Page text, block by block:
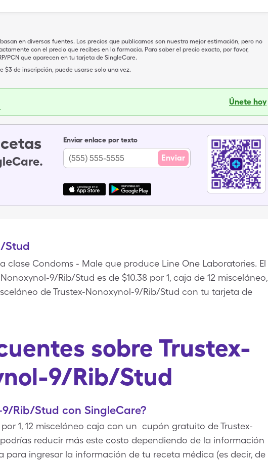
en diversas fuentes. Los precios que publicamos son nuestra mejor estimación, pero no
con el precio que recibes en la farmacia. Para saber el precio exacto, por favor,
PCN que aparecen en tu tarjeta de SingleCare.
$3 de inscripción, puede usarse solo una vez.
Únete hoy
Enviar enlace por texto
Enviar
Stud
clase Condoms - Male que produce Line One Laboratories. El
9/Rib/Stud es de $10.38 por 1, caja de 12 misceláneo,
de Trustex-Nonoxynol-9/Rib/Stud con tu tarjeta de
sobre Trustex-
9/Rib/Stud
Rib/Stud con SingleCare?
1, 12 misceláneo caja con un cupón gratuito de Trustex-
reducir más este costo dependiendo de la información
para ingresar la información de tu receta médica (es decir, de